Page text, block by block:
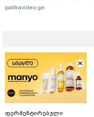
გადავცემ" - ეკა კუპატაძე
palitravideo.ge
ფერმენტირებული